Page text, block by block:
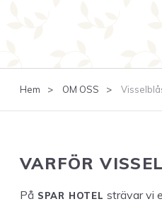
Hem OM OSS
VAR­FÖR
På SPAR HOTEL strä­var vi